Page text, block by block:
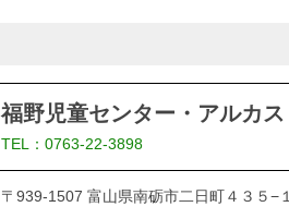
福野児童センター・アルカス
TEL：0763-22-3898
〒939-1507 富山県南砺市二日町４３５−１